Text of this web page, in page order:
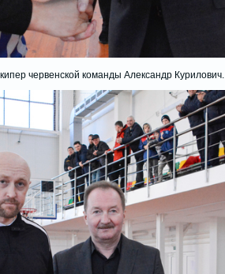
червенской команды Александр Курилович.